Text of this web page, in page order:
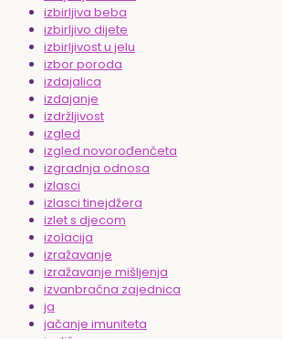
izbirljiva beba
izbirljivo dijete
izbirljivost u jelu
izbor poroda
izdajalica
izdajanje
izdržljivost
izgled
izgled novorođenčeta
izgradnja odnosa
izlasci
izlasci tinejdžera
izlet s djecom
izolacija
izražavanje
izražavanje mišljenja
izvanbračna zajednica
ja
jačanje imuniteta